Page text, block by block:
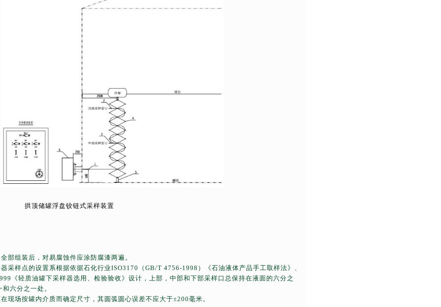
浮盘铰链式采样装置
全部组装后，对易腐蚀件应涂防腐漆两遍。
器采样点的设置系根据依据石化行业ISO3170 （ GB/T 4756-1998 ）《石油液体产品手工取样法》、
《轻质油罐下采样器选用、检验验收》设计，上部，中部和下部采样口总保持在液面的六分之
六分之一处。
在现场按罐内介质而确定尺寸，其圆弧圆心误差不应大于±200毫米。